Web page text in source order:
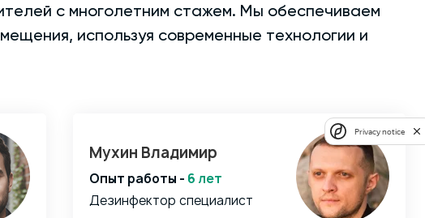
с многолетним стажем. Мы обеспечиваем
используя современные технологии и
Мухин Владимир
Опыт работы - 6 лет
Дезинфектор специалист
Privacy notice